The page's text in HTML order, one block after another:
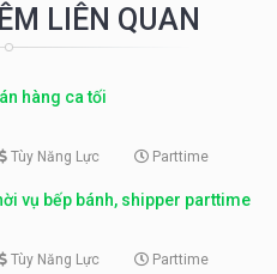
LIÊN QUAN
hàng ca tối
Tùy Năng Lực Parttime
vụ bếp bánh, shipper parttime
Tùy Năng Lực Parttime